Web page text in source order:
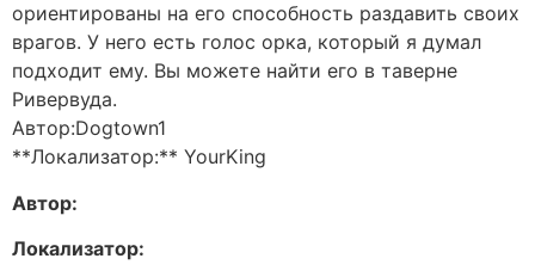
ориентированы на его способность раздавить своих
врагов. У него есть голос орка, который я думал
подходит ему. Вы можете найти его в таверне
Ривервуда.
Автор:Dogtown1
**Локализатор:** YourKing
Автор:
Локализатор: